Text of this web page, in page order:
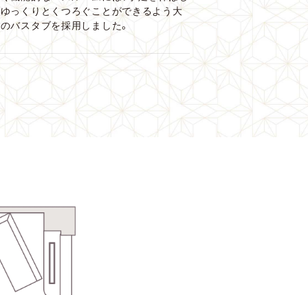
っくりとくつろぐことができるよう大
バスタブを採用しました。